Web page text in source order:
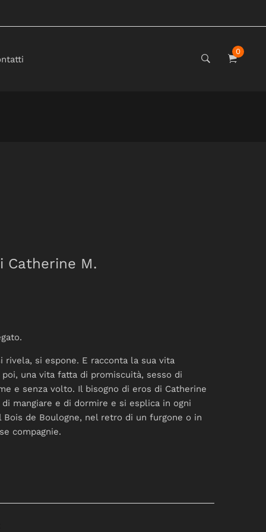
0
Catherine M.
rivela, si espone. E racconta la sua vita
una vita fatta di promiscuità, sesso di
e senza volto. Il bisogno di eros di Catherine
mangiare e di dormire e si esplica in ogni
de Boulogne, nel retro di un furgone o in
compagnie.